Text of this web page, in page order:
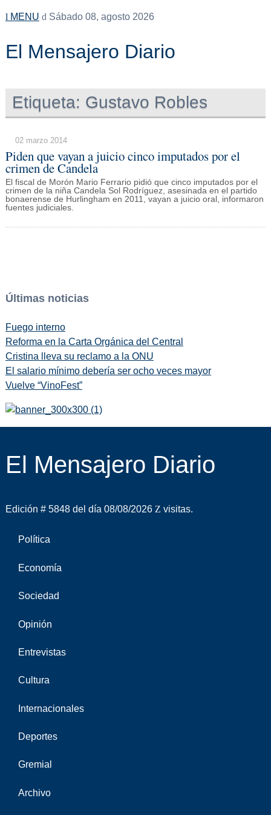
MENU Sábado 08, agosto 2026
El Mensajero Diario
Etiqueta: Gustavo Robles
02 marzo 2014
Piden que vayan a juicio cinco imputados por el
crimen de Candela
El fiscal de Morón Mario Ferrario pidió que cinco imputados por el
crimen de la niña Candela Sol Rodríguez, asesinada en el partido
bonaerense de Hurlingham en 2011, vayan a juicio oral, informaron
fuentes judiciales.
Últimas noticias
Fuego interno
Reforma en la Carta Orgánica del Central
Cristina lleva su reclamo a la ONU
El salario mínimo debería ser ocho veces mayor
Vuelve “VinoFest”
El Mensajero Diario
Edición # 5848 del día 08/08/2026 visitas.
Política
Economía
Sociedad
Opinión
Entrevistas
Cultura
Internacionales
Deportes
Gremial
Archivo